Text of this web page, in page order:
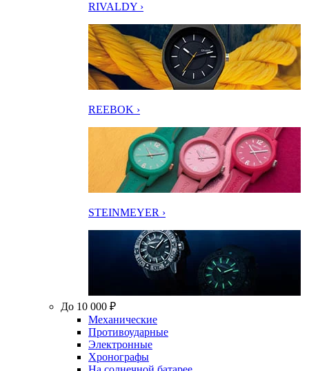
RIVALDY ›
REEBOK ›
STEINMEYER ›
До 10 000 ₽
Механические
Противоударные
Электронные
Хронографы